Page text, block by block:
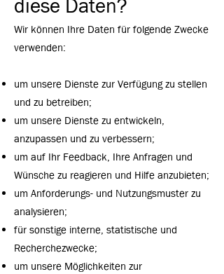
diese Daten?
Wir können Ihre Daten für folgende Zwecke
verwenden:
um unsere Dienste zur Verfügung zu stellen
und zu betreiben;
um unsere Dienste zu entwickeln,
anzupassen und zu verbessern;
um auf Ihr Feedback, Ihre Anfragen und
Wünsche zu reagieren und Hilfe anzubieten;
um Anforderungs- und Nutzungsmuster zu
analysieren;
für sonstige interne, statistische und
Recherchezwecke;
um unsere Möglichkeiten zur